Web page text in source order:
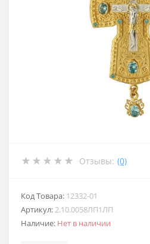
Отзывы: (0)
Код Товара: 12332-01
Артикул:2.10.0058ЛП1ЛП
Наличие: Нет в наличии